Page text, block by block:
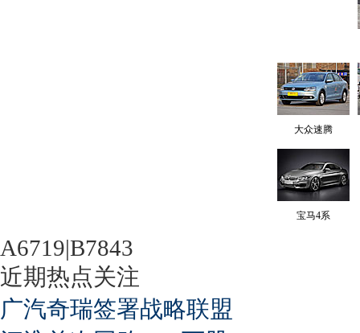
大众速腾
宝马4系
A6719|B7843
近期热点关注
广汽奇瑞签署战略联盟